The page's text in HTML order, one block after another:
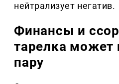
нейтрализует негатив.
Финансы и
тарелка может
пару